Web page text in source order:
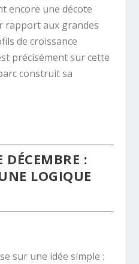
encore une décote
rapport aux grandes
de croissance
précisément sur cette
construit sa
DÉCEMBRE :
LOGIQUE
sur une idée simple :